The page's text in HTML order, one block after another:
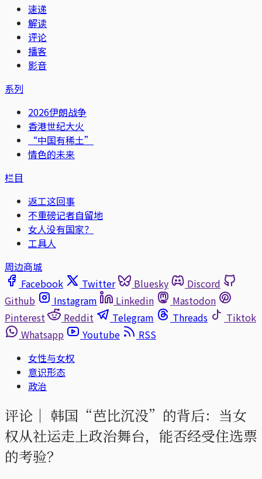
速递
解读
评论
播客
影音
系列
2026伊朗战争
香港世纪大火
“中国有稀土”
情色的未来
栏目
返工这回事
不重磅记者自留地
女人没有国家？
工具人
周边商城
Facebook
Twitter Bluesky
Discord
Github
Instagram Linkedin
Mastodon
Pinterest
Reddit Telegram Threads
Tiktok
Whatsapp
Youtube
RSS
女性与女权
意识形态
政治
评论｜ 韩国“芭比沉没”的背后：当女
权从社运走上政治舞台，能否经受住选票
的考验？